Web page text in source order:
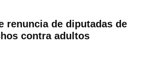
renuncia de diputadas de
contra adultos